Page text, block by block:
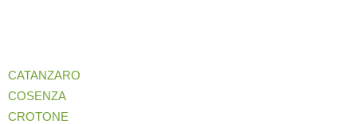
CATANZARO
COSENZA
CROTONE